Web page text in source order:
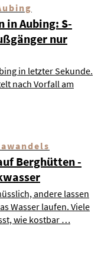
in Aubing: S-
nur
in letzter Sekunde.
nach Vorfall am
Berghütten -
andere lassen
Wasser laufen. Viele
wie kostbar …